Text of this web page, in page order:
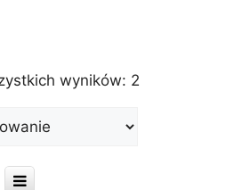
wyników: 2